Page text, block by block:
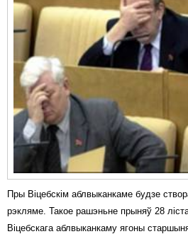
Пры Віцебскім аблвыканкаме будзе
рэкляме. Такое рашэньне прыняў 28
Віцебскага аблвыканкаму ягоны